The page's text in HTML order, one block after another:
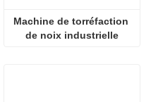
Machine de torréfaction
de noix industrielle